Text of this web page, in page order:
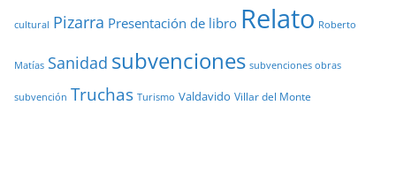
cultural Pizarra Presentación de libro Relato Roberto
Matías Sanidad subvenciones subvenciones obras
subvención Truchas Turismo Valdavido Villar del Monte